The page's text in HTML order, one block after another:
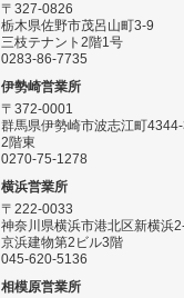
〒327-0826
栃木県佐野市茂呂山町3-9
三枝テナント2階1号
0283-86-7735
伊勢崎営業所
〒372-0001
群馬県伊勢崎市波志江町
2階東
0270-75-1278
横浜営業所
〒222-0033
神奈川県横浜市港北区新横浜
京浜建物第2ビル3階
045-620-5136
相模原営業所